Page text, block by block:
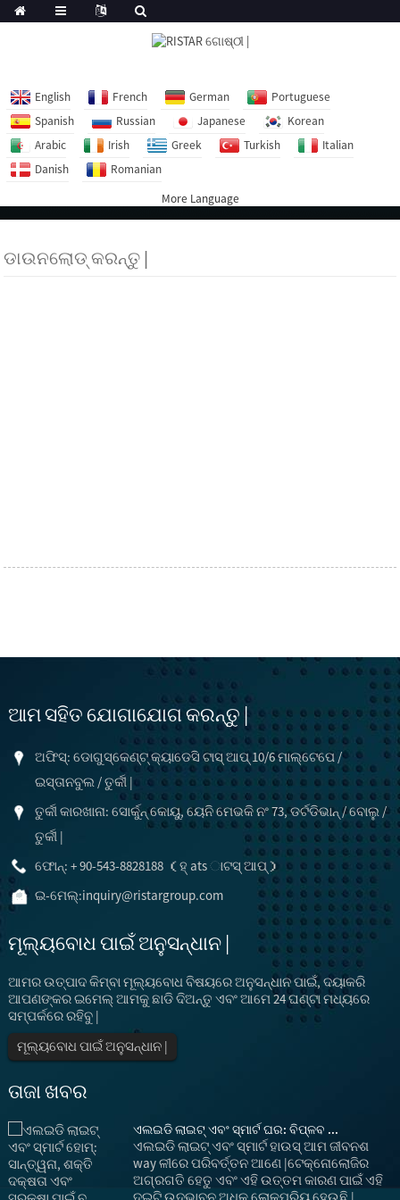
English French German
Portuguese
Spanish
Russian Japanese
Korean
Arabic
Irish Greek Turkish
Italian
Danish
Romanian
More Language
ଡାଉନଲୋଡ୍ କରନ୍ତୁ |
ଆମ ସହିତ ଯୋଗାଯୋଗ କରନ୍ତୁ |
ଅଫିସ୍: ଡୋଗୁସ୍କେଣ୍ଟ୍ କ୍ୟାଡେସି ଟାସ୍ ଆପ୍ 10/6 ମାଲ୍ଟେପେ /
ଇସ୍ତାନବୁଲ / ତୁର୍କୀ |
ତୁର୍କୀ କାରଖାନା: ସୋର୍କୁନ୍ କୋୟୁ, ୟେନି ମେଭକି ନଂ 73, ଡର୍ଟଡିଭାନ୍ / ବୋଲୁ /
ତୁର୍କୀ |
ଫୋନ୍: + 90-543-8828188 （ହ୍ ats ାଟସ୍ ଆପ୍）
ଇ-ମେଲ୍:inquiry@ristargroup.com
ମୂଲ୍ୟବୋଧ ପାଇଁ ଅନୁସନ୍ଧାନ |
ଆମର ଉତ୍ପାଦ କିମ୍ବା ମୂଲ୍ୟବୋଧ ବିଷୟରେ ଅନୁସନ୍ଧାନ ପାଇଁ, ଦୟାକରି
ଆପଣଙ୍କର ଇମେଲ୍ ଆମକୁ ଛାଡି ଦିଅନ୍ତୁ ଏବଂ ଆମେ 24 ଘଣ୍ଟା ମଧ୍ୟରେ
ସମ୍ପର୍କରେ ରହିବୁ |
ମୂଲ୍ୟବୋଧ ପାଇଁ ଅନୁସନ୍ଧାନ |
ତାଜା ଖବର
ଏଲଇଡି ଲାଇଟ୍ ଏବଂ ସ୍ମାର୍ଟ ଘର: ବିପ୍ଳବ ...
ଏଲଇଡି ଲାଇଟ୍ ଏବଂ ସ୍ମାର୍ଟ ହାଉସ୍ ଆମ ଜୀବନଶ
way ଳୀରେ ପରିବର୍ତ୍ତନ ଆଣେ |ଟେକ୍ନୋଲୋଜିର
ଅଗ୍ରଗତି ହେତୁ ଏବଂ ଏହି ଉତ୍ତମ କାରଣ ପାଇଁ ଏହି
ଦୁଇଟି ଉଦ୍ଭାବନ ଅଧିକ ଲୋକପ୍ରିୟ ହେଉଛି |